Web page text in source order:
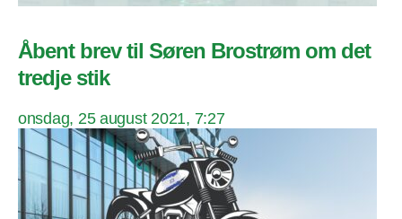
Åbent brev til Søren Brostrøm om det
tredje stik
onsdag, 25 august 2021, 7:27